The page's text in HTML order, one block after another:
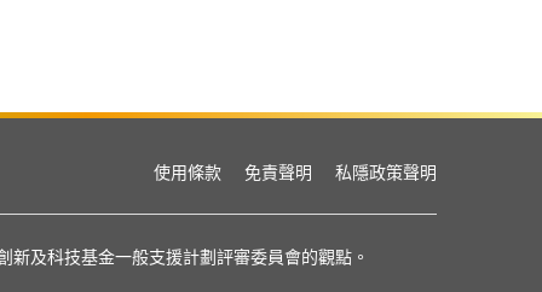
使用條款 免責聲明 私隱政策聲明
及科技基金一般支援計劃評審委員會的觀點。